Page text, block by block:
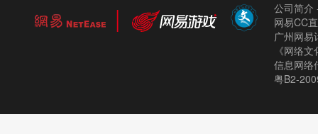
公司简介
网易CC
广州网
《网络
信息网络
粤B2-